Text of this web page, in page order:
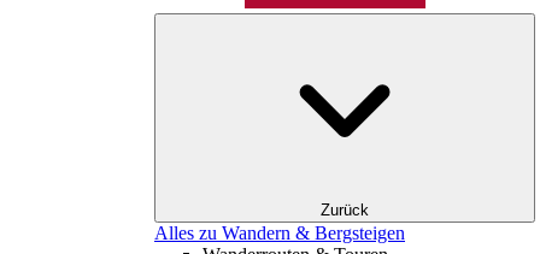
Zurück
Alles zu Wandern & Bergsteigen